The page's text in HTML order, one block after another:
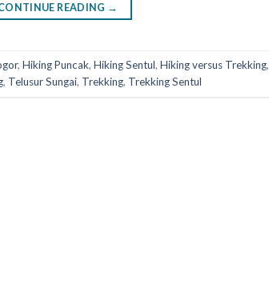
READING →
, Hiking Puncak, Hiking Sentul, Hiking versus Trekking,
, Telusur Sungai, Trekking, Trekking Sentul